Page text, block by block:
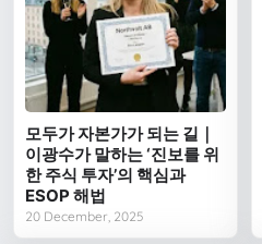
모두가 자본가가 되는 길｜
이광수가 말하는 ‘진보를 위
한 주식 투자’의 핵심과
ESOP 해법
20 December, 2025